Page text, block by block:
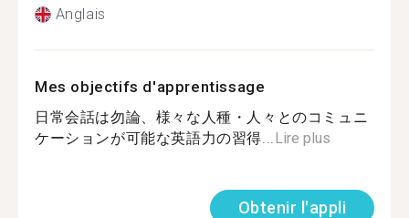
Anglais
Mes objectifs d'apprentissage
日常会話は勿論、様々な人種・人々とのコミュニ
ケーションが可能な英語力の習得...Lire plus
Obtenir l'appli